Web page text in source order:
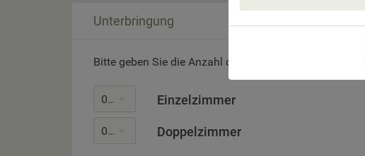
Unterbringung
Bitte geben Sie die Anzahl der gewünschten Zimmer an.
Einzelzimmer
0
Doppelzimmer
0